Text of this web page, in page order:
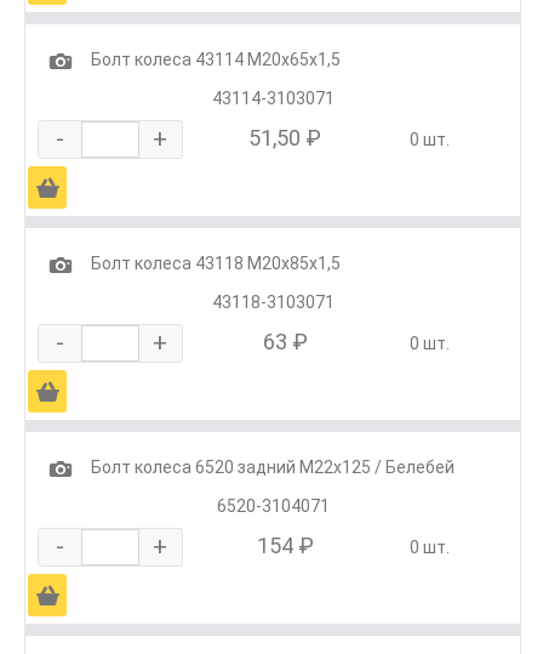
1
Болт колеса 43114 М20х65х1,5
43114-3103071
- + 51,50 ₽ 0 шт.
Ä
1
Болт колеса 43118 М20х85х1,5
43118-3103071
- + 63 ₽ 0 шт.
Ä
1
Болт колеса 6520 задний М22х125 / Белебей
6520-3104071
- + 154 ₽ 0 шт.
Ä